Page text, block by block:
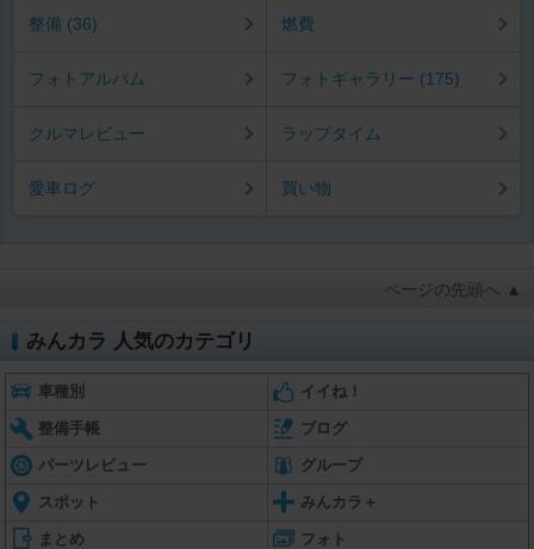
整備 (36) 燃費
フォトアルバム フォトギャラリー (175)
クルマレビュー ラップタイム
愛車ログ 買い物
ページの先頭へ ▲
みんカラ 人気のカテゴリ
車種別 イイね！
整備手帳 ブログ
パーツレビュー グループ
スポット みんカラ＋
まとめ フォト